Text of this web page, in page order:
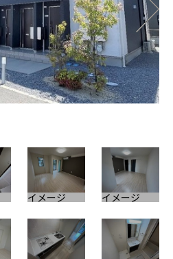
イメージ イメージ